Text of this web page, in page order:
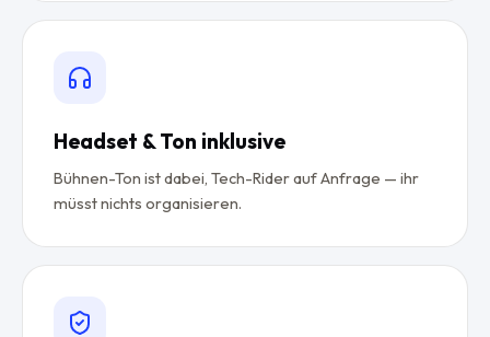
Headset & Ton inklusive
Bühnen-Ton ist dabei, Tech-Rider auf Anfrage — ihr
müsst nichts organisieren.